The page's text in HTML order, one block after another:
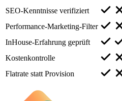
SEO-Kenntnisse verifiziert
Performance-Marketing-Filter
InHouse-Erfahrung geprüft
Kostenkontrolle
Flatrate statt Provision